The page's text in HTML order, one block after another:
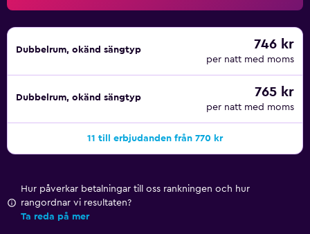
Dubbelrum, okänd sängtyp 746 kr
per natt med moms
Dubbelrum, okänd sängtyp 765 kr
per natt med moms
11 till erbjudanden från 770 kr
Hur påverkar betalningar till oss rankningen och hur
rangordnar vi resultaten?
Ta reda på mer